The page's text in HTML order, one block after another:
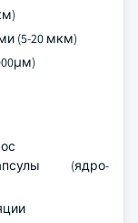
(5-20 мкм)
(ядро-